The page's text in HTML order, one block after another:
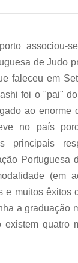
associou-
de Judo
faleceu em
foi o "pai"
ao enorme
no país
principais
Portuguesa
(em
e muitos êxitos
a graduação
quatro